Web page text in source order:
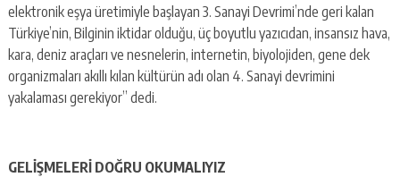
elektronik eşya üretimiyle başlayan 3. Sanayi Devrimi’nde geri kalan
Türkiye’nin, Bilginin iktidar olduğu, üç boyutlu yazıcıdan, insansız hava,
kara, deniz araçları ve nesnelerin, internetin, biyolojiden, gene dek
organizmaları akıllı kılan kültürün adı olan 4. Sanayi devrimini
yakalaması gerekiyor” dedi.
GELİŞMELERİ DOĞRU OKUMALIYIZ